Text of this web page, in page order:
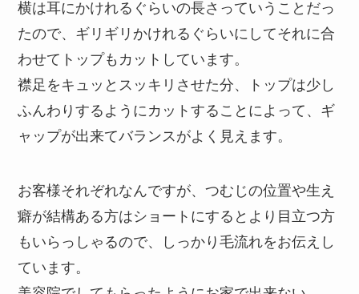
横は耳にかけれるぐらいの長さっていうことだっ
たので、ギリギリかけれるぐらいにしてそれに合
わせてトップもカットしています。
襟足をキュッとスッキリさせた分、トップは少し
ふんわりするようにカットすることによって、ギ
ャップが出来てバランスがよく見えます。
お客様それぞれなんですが、つむじの位置や生え
癖が結構ある方はショートにするとより目立つ方
もいらっしゃるので、しっかり毛流れをお伝えし
ています。